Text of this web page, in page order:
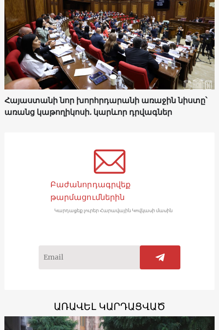
Հայաստանի նոր խորհրդարանի առաջին նիստը՝
առանց կաթողիկոսի. կարևոր դրվագներ
Բաժանորդագրվեք
թարմացումներին
Կարդացեք լուրեր Հարավային Կովկասի մասին
ԱՌԱՎԵԼ ԿԱՐԴԱՑՎԱԾ